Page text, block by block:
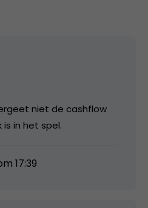
niet de cashflow
is in het spel.
17:39